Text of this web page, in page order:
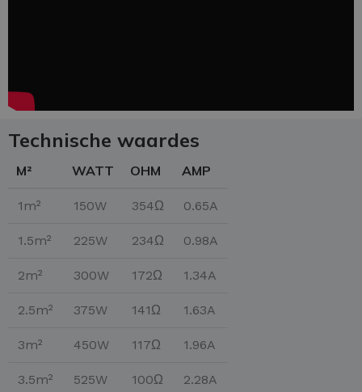
Technische waardes
M² WATT OHM AMP
1m² 150W 354Ω 0.65A
1.5m² 225W 234Ω 0.98A
2m² 300W 172Ω 1.34A
2.5m² 375W 141Ω 1.63A
3m² 450W 117Ω 1.96A
3.5m² 525W 100Ω 2.28A